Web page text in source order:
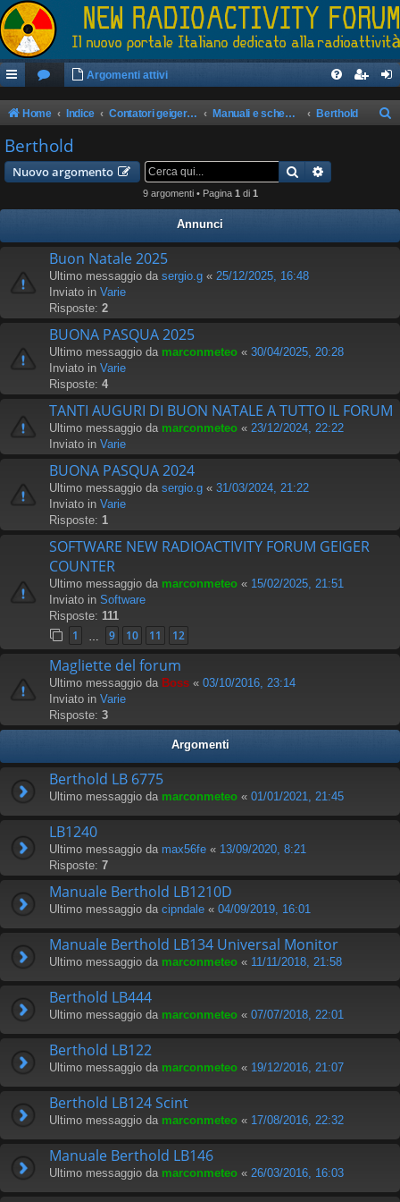
Argomenti attivi
Home Indice Contatori geiger/rilevatori di radioattività Manuali e schemi apparati Berthold
Berthold
Nuovo argomento Cerca
9 argomenti • Pagina 1 di 1
Annunci
Buon Natale 2025
Ultimo messaggio da sergio.g « 25/12/2025, 16:48
Inviato in Varie
Risposte: 2
BUONA PASQUA 2025
Ultimo messaggio da marconmeteo « 30/04/2025, 20:28
Inviato in Varie
Risposte: 4
TANTI AUGURI DI BUON NATALE A TUTTO IL FORUM
Ultimo messaggio da marconmeteo « 23/12/2024, 22:22
Inviato in Varie
BUONA PASQUA 2024
Ultimo messaggio da sergio.g « 31/03/2024, 21:22
Inviato in Varie
Risposte: 1
SOFTWARE NEW RADIOACTIVITY FORUM GEIGER
COUNTER
Ultimo messaggio da marconmeteo « 15/02/2025, 21:51
Inviato in Software
Risposte: 111
1 9 10 11 12
Magliette del forum
Ultimo messaggio da Boss « 03/10/2016, 23:14
Inviato in Varie
Risposte: 3
Argomenti
Berthold LB 6775
Ultimo messaggio da marconmeteo « 01/01/2021, 21:45
LB1240
Ultimo messaggio da max56fe « 13/09/2020, 8:21
Risposte: 7
Manuale Berthold LB1210D
Ultimo messaggio da cipndale « 04/09/2019, 16:01
Manuale Berthold LB134 Universal Monitor
Ultimo messaggio da marconmeteo « 11/11/2018, 21:58
Berthold LB444
Ultimo messaggio da marconmeteo « 07/07/2018, 22:01
Berthold LB122
Ultimo messaggio da marconmeteo « 19/12/2016, 21:07
Berthold LB124 Scint
Ultimo messaggio da marconmeteo « 17/08/2016, 22:32
Manuale Berthold LB146
Ultimo messaggio da marconmeteo « 26/03/2016, 16:03